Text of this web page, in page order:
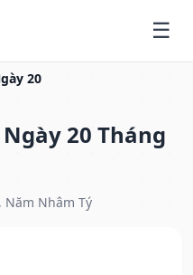
20
20 Tháng
Nhâm Tý